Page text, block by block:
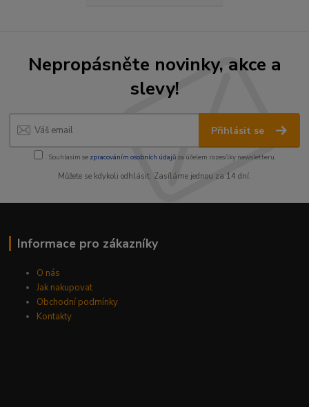
Nepropásněte novinky, akce a
slevy!
Přihlásit se
Souhlasím se zpracováním osobních údajůza účelem rozesílky newsletteru.
Můžete se kdykoli odhlásit. Zasíláme jednou za 14 dní.
Informace pro zákazníky
O nás
Jak nakupovat
Obchodní podmínky
Kontakty